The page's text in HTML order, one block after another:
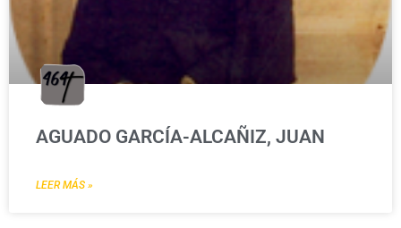
AGUADO GARCÍA-ALCAÑIZ, JUAN
LEER MÁS »